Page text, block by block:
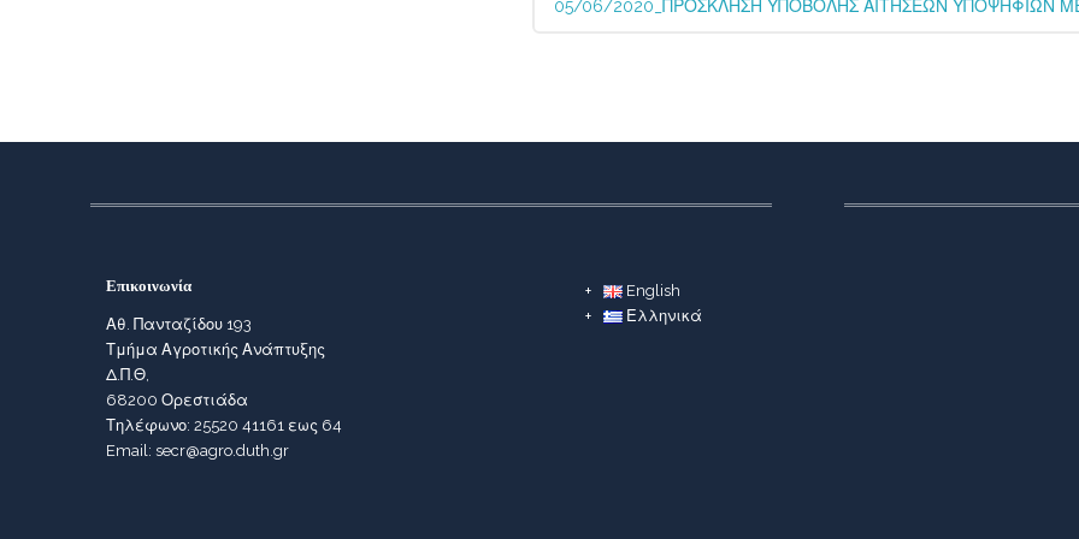
05/06/2020_ΠΡΟΣΚΛΗΣΗ ΥΠΟΒΟΛΗΣ ΑΙΤΗΣΕΩΝ ΥΠΟΨΗΦΙΩΝ
Επικοινωνία
Αθ. Πανταζίδου 193
Τμήμα Αγροτικής Ανάπτυξης
Δ.Π.Θ,
68200 Ορεστιάδα
Τηλέφωνο: 25520 41161 εως 64
Email: secr@agro.duth.gr
English
Ελληνικά